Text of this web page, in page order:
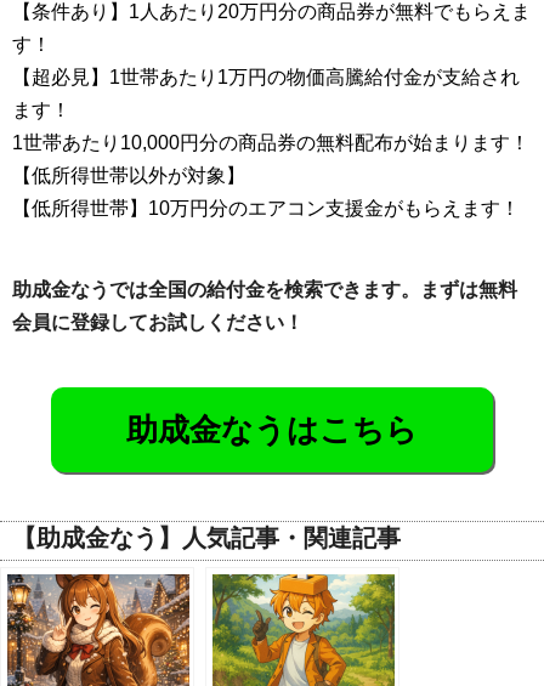
【条件あり】1人あたり20万円分の商品券が無料でもらえま
す！
【超必見】1世帯あたり1万円の物価高騰給付金が支給され
ます！
1世帯あたり10,000円分の商品券の無料配布が始まります！
【低所得世帯以外が対象】
【低所得世帯】10万円分のエアコン支援金がもらえます！
助成金なうでは全国の給付金を検索できます。まずは無料
会員に登録してお試しください！
助成金なうはこちら
【助成金なう】人気記事・関連記事